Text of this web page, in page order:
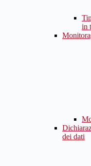
in
dei dati